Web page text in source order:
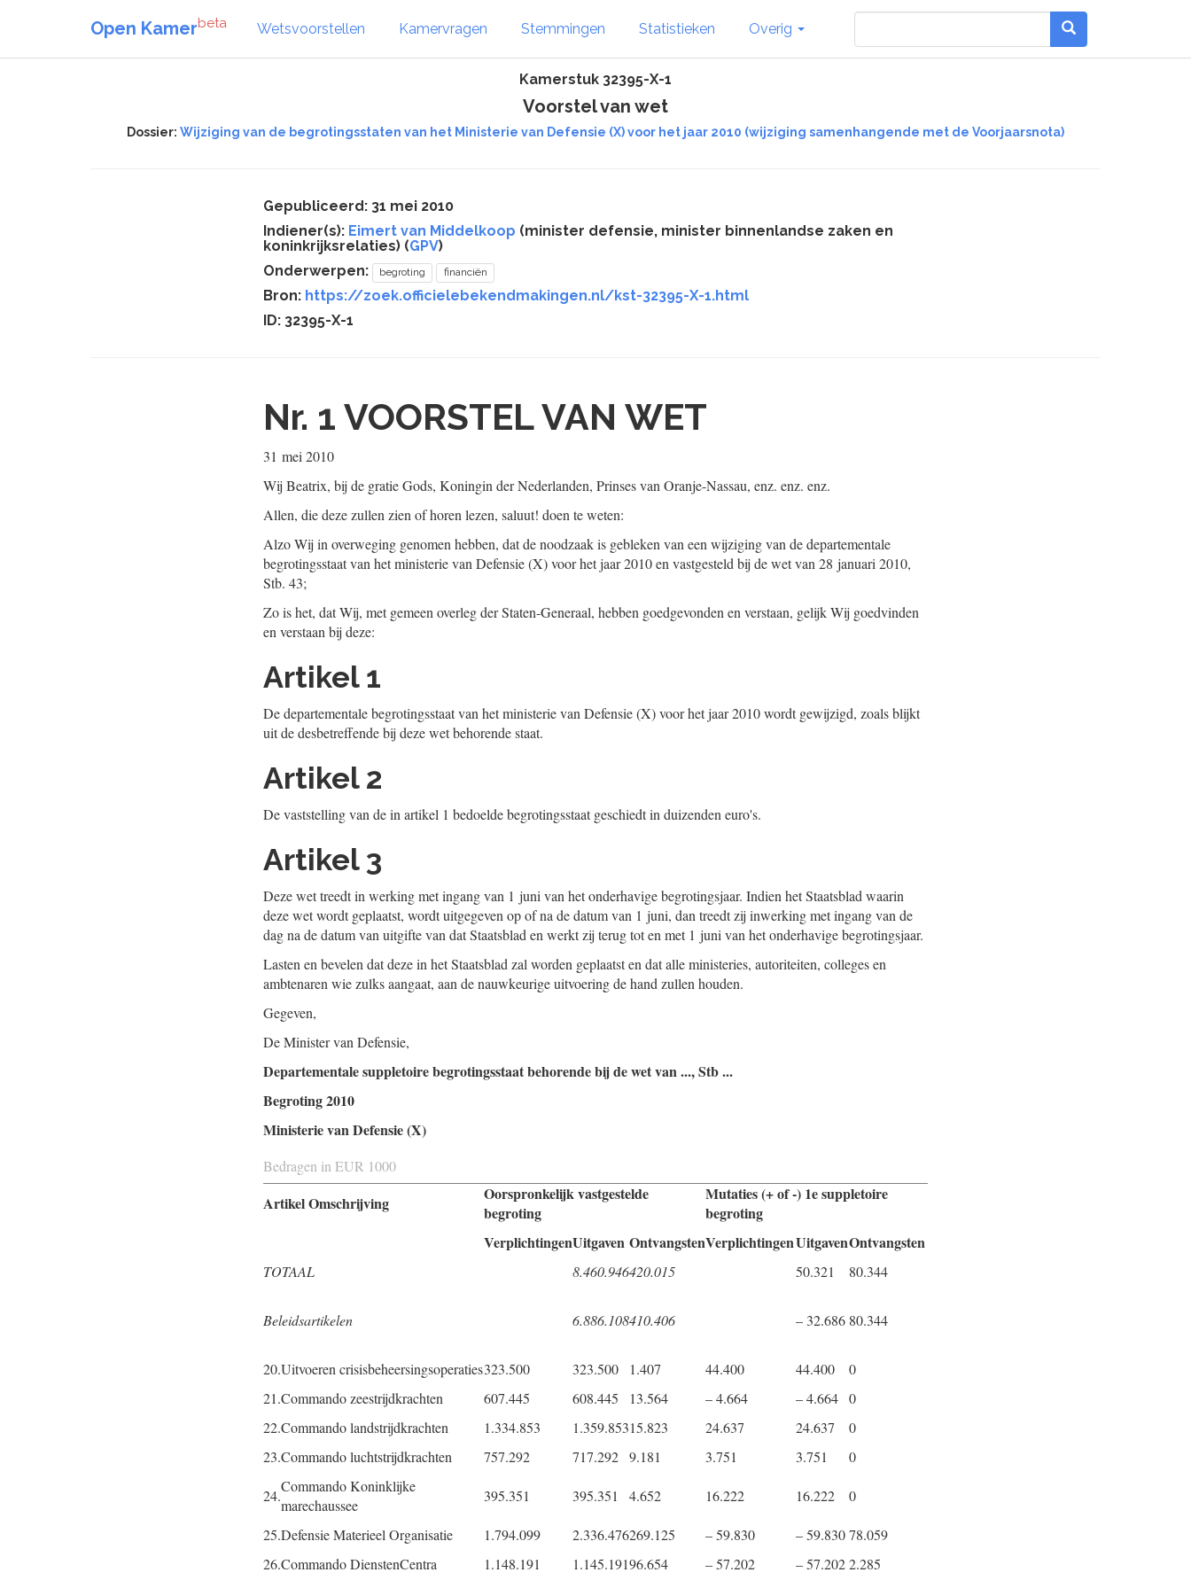
Open Kamerbeta Wetsvoorstellen Kamervragen Stemmingen Statistieken Overig
Kamerstuk 32395-X-1
Voorstel van wet
Dossier: Wijziging van de begrotingsstaten van het Ministerie van Defensie (X) voor het jaar 2010 (wijziging samenhangende met de Voorjaarsnota)
Gepubliceerd: 31 mei 2010
Indiener(s): Eimert van Middelkoop (minister defensie, minister binnenlandse zaken en
koninkrijksrelaties) (GPV)
Onderwerpen:
begroting financiën
Bron: https://zoek.officielebekendmakingen.nl/kst-32395-X-1.html
ID: 32395-X-1
Nr. 1 VOORSTEL VAN WET
31 mei 2010
Wij Beatrix, bij de gratie Gods, Koningin der Nederlanden, Prinses van Oranje-Nassau, enz. enz. enz.
Allen, die deze zullen zien of horen lezen, saluut! doen te weten:
Alzo Wij in overweging genomen hebben, dat de noodzaak is gebleken van een wijziging van de departementale
begrotingsstaat van het ministerie van Defensie (X) voor het jaar 2010 en vastgesteld bij de wet van 28 januari 2010,
Stb. 43;
Zo is het, dat Wij, met gemeen overleg der Staten-Generaal, hebben goedgevonden en verstaan, gelijk Wij goedvinden
en verstaan bij deze:
Artikel 1
De departementale begrotingsstaat van het ministerie van Defensie (X) voor het jaar 2010 wordt gewijzigd, zoals blijkt
uit de desbetreffende bij deze wet behorende staat.
Artikel 2
De vaststelling van de in artikel 1 bedoelde begrotingsstaat geschiedt in duizenden euro's.
Artikel 3
Deze wet treedt in werking met ingang van 1 juni van het onderhavige begrotingsjaar. Indien het Staatsblad waarin
deze wet wordt geplaatst, wordt uitgegeven op of na de datum van 1 juni, dan treedt zij inwerking met ingang van de
dag na de datum van uitgifte van dat Staatsblad en werkt zij terug tot en met 1 juni van het onderhavige begrotingsjaar.
Lasten en bevelen dat deze in het Staatsblad zal worden geplaatst en dat alle ministeries, autoriteiten, colleges en
ambtenaren wie zulks aangaat, aan de nauwkeurige uitvoering de hand zullen houden.
Gegeven,
De Minister van Defensie,
Departementale suppletoire begrotingsstaat behorende bij de wet van ..., Stb ...
Begroting 2010
Ministerie van Defensie (X)
Bedragen in EUR 1000
Artikel Omschrijving
Oorspronkelijk vastgestelde
begroting
Mutaties (+ of -) 1e suppletoire
begroting
VerplichtingenUitgaven OntvangstenVerplichtingenUitgavenOntvangsten
TOTAAL 8.460.946420.015 50.321 80.344
Beleidsartikelen 6.886.108410.406 – 32.686 80.344
20.Uitvoeren crisisbeheersingsoperaties323.500 323.500 1.407 44.400 44.400
0
21.Commando zeestrijdkrachten 607.445 608.445 13.564 – 4.664 – 4.664 0
22.Commando landstrijdkrachten 1.334.853 1.359.85315.823 24.637 24.637
0
23.Commando luchtstrijdkrachten 757.292 717.292 9.181 3.751 3.751 0
24.
Commando Koninklijke
marechaussee
395.351 395.351 4.652 16.222 16.222 0
25.Defensie Materieel Organisatie 1.794.099 2.336.476269.125 – 59.830 – 59.83078.059
26.Commando DienstenCentra 1.148.191 1.145.19196.654 – 57.202 – 57.2022.285